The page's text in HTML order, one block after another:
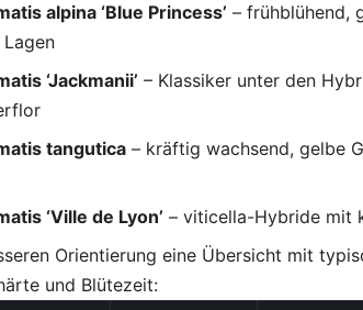
alpina ‘Blue Princess’ – frühblühend,
‘Jackmanii’ – Klassiker unter den
tangutica – kräftig wachsend, gelbe
‘Ville de Lyon’ – viticella-Hybride mit
Orientierung eine Übersicht mit
und Blütezeit: